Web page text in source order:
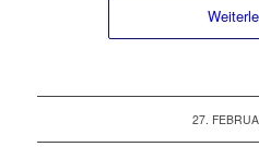
27.